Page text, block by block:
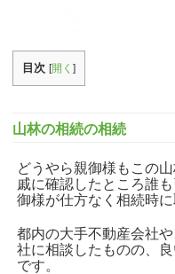
目次 [開く]
山林の相続の相続
どうやら親御様もこの
戚に確認したところ誰
御様が仕方なく相続時に
都内の大手不動産会社
社に相談したものの、
です。